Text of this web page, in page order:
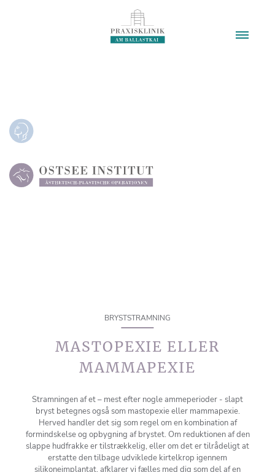
BRYSTSTRAMNING
MASTOPEXIE ELLER
MAMMAPEXIE
Stramningen af et – mest efter nogle ammeperioder - slapt
bryst betegnes også som mastopexie eller mammapexie.
Herved handler det sig som regel om en kombination af
formindskelse og opbygning af brystet. Om reduktionen af den
slappe hudfrakke er tilstrækkelig, eller om det er tilrådeligt at
erstatte den tilbage udviklede kirtelkrop igennem
silikoneimplantat, afklarer vi fælles med dig som del af en